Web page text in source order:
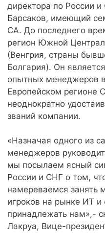
директора по России
Барсаков, имеющий
CA. До последнего
регион Южной
(Венгрия, страны
Болгария). Он
опытных менеджеров
Европейском регионе
неоднократно
званий компании.
«Назначая одного из
менеджеров
мы посылаем ясный
России и СНГ о том,
намереваемся занять
игроков на рынке ИТ
принадлежать нам»,-
Лакруа, Вице-